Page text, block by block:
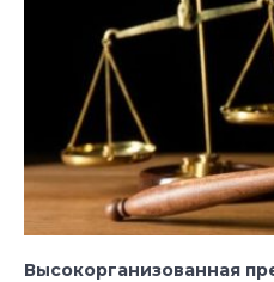
Высокорганизованная